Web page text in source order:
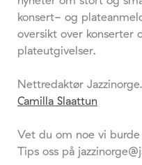
konsert- og
oversikt over konserter
plateutgivelser.
Nettredaktør
Camilla Slaattun
Vet du om noe vi burde
Tips oss på